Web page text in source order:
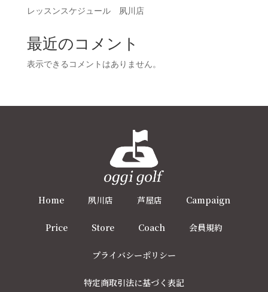
レッスンスケジュール 夙川店
最近のコメント
表示できるコメントはありません。
Home 夙川店 芦屋店 Campaign
Price Store Coach 会員規約
プライバシーポリシー
特定商取引法に基づく表記